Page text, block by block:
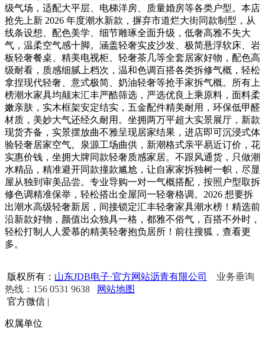
级气场，适配大平层、电梯洋房、质量婚房等各类户型。本店
抢先上新 2026 年度潮水新款，摒弃市道烂大街同款制型，从
线条设想、配色美学、细节雕琢全面升级，低奢高雅不失大
气，温柔空气感十脚。涵盖轻奢实皮沙发、极简悬浮软床、岩
板轻奢餐桌、精美电视柜、轻奢茶几等全套居家好物，配色高
级耐看，质感细腻上档次，温和色调百搭各类拆修气概，轻松
拿捏现代轻奢、意式极简、奶油轻奢等抢手家拆气概。所有上
榜潮水家具均颠末汇丰严酷筛选，严选优良上乘原料，面料柔
嫩亲肤，实木框架安定结实，五金配件精美耐用，环保低甲醛
材质，美妙大气还经久耐用。坐拥两万平超大实景展厅，新款
现货齐备，实景摆放曲不雅呈现居家结果，进店即可沉浸式体
验轻奢居家空气。泉源工场曲供，新潮格式亲平易近订价，花
实惠价钱，坐拥大牌同款轻奢质感家居。不跟风通货，只做潮
水精品，精准避开同款撞款尴尬，让自家家拆独树一帜，尽显
屋从独到审美品尝。专业导购一对一气概搭配，按照户型取拆
修色调精准保举，轻松搭出全屋同一轻奢格调。2026 想要拆
出潮水高级轻奢新居，间接锁定汇丰轻奢家具潮水榜！精选前
沿新款好物，颜值出众独具一格，都雅不俗气，百搭不外时，
轻松打制人人爱慕的精美轻奢抱负居所！前往搜狐，查看更
多。
版权所有： 山东JDB电子·官方网站沥青有限公司
业务垂询
热线：156 0531 9638
网站地图
官方微信 |
权属单位